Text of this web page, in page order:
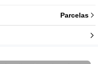
Parcelas